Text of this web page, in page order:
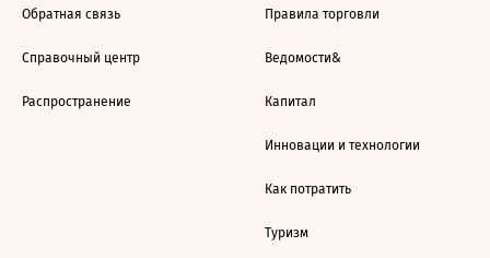
Обратная связь
Справочный центр
Распространение
Правила торговли
Ведомости&
Капитал
Инновации и технологии
Как потратить
Туризм